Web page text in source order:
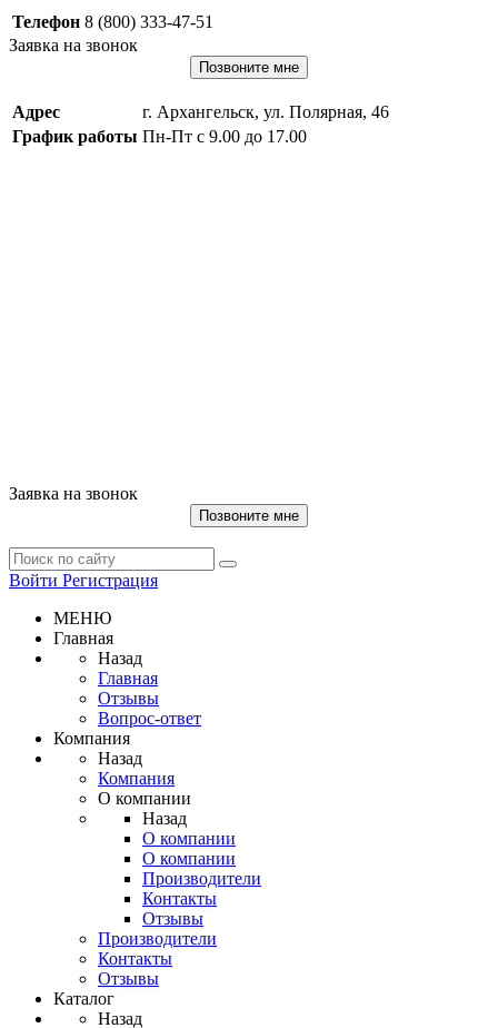
Телефон 8 (800) 333-47-51
Заявка на звонок
Позвоните мне
Адрес
г. Архангельск, ул. Полярная, 46
График работы Пн-Пт с 9.00 до 17.00
Заявка на звонок
Позвоните мне
Войти Регистрация
МЕНЮ
Главная
Назад
Главная
Отзывы
Вопрос-ответ
Компания
Назад
Компания
О компании
Назад
О компании
О компании
Производители
Контакты
Отзывы
Производители
Контакты
Отзывы
Каталог
Назад